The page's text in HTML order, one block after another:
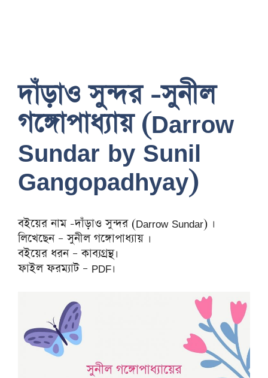
দাঁড়াও সুন্দর -সুনীল
গঙ্গোপাধ্যায় (Darrow
Sundar by Sunil
Gangopadhyay)
বইয়ের নাম -দাঁড়াও সুন্দর (Darrow Sundar) ।
লিখেছেন – সুনীল গঙ্গোপাধ্যায় ।
বইয়ের ধরন – কাব্যগ্রন্থ।
ফাইল ফরম্যাট – PDF।